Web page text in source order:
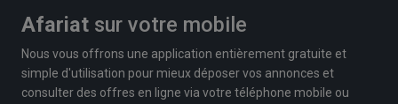
Afariat sur votre mobile
Nous vous offrons une application entièrement gratuite et
simple d'utilisation pour mieux déposer vos annonces et
consulter des offres en ligne via votre téléphone mobile ou